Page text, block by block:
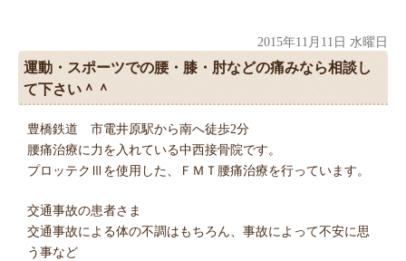
2015年11月11日 水曜日
運動・スポーツでの腰・膝・肘などの痛みなら相談し
て下さい＾＾
豊橋鉄道 市電井原駅から南へ徒歩2分
腰痛治療に力を入れている中西接骨院です。
プロッテクⅢを使用した、ＦＭＴ腰痛治療を行っています。
交通事故の患者さま
交通事故による体の不調はもちろん、事故によって不安に思
う事など